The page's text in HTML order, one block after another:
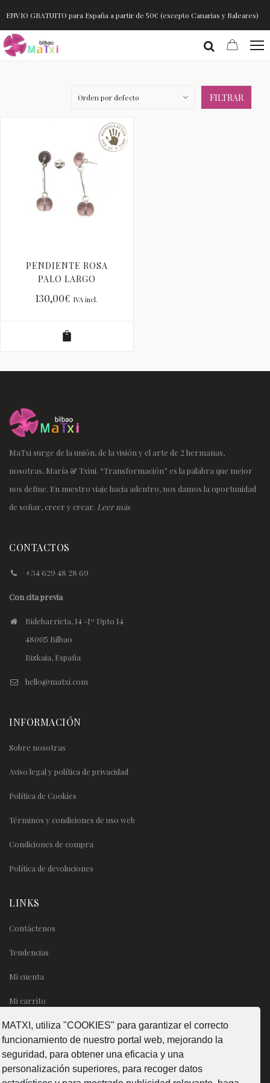
MATXI, utiliza "COOKIES" para garantizar el correcto
funcionamiento de nuestro portal web, mejorando la
seguridad, para obtener una eficacia y una
personalización superiores, para recoger datos
ENVIO GRATUITO para España a partir de 50€ (excepto Canarias y Baleares)
FILTRAR
PENDIENTE ROSA
PALO LARGO
130,00€ IVA incl.
MaTxi surge de la unión, de la visión y el arte de 2 hermanas,
nosotras, María & Txini. “Transformación” es la palabra que mejor
nos define. En nuestro viaje hacia adentro, nos damos la oportunidad
de soñar, creer y crear. Leer más
CONTACTOS
+34 629 48 28 69
Con cita previa
Bidebarrieta, 14 -1º Dpto 14
48005 Bilbao
Bizkaia, España
hello@matxi.com
INFORMACIÓN
Sobre nosotras
Aviso legal y política de privacidad
Política de Cookies
Términos y condiciones de uso web
Condiciones de compra
Política de devoluciones
LINKS
Contáctenos
Tendencias
Mi cuenta
Mi carrito
SÍGUENOS